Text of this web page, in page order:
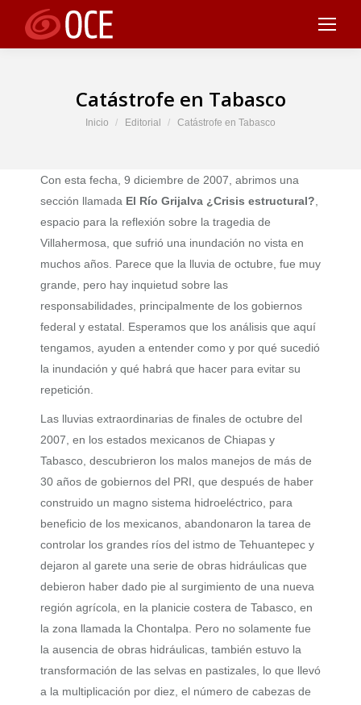
Catástrofe en Tabasco
Estás aquí:
Inicio Editorial Catástrofe en Tabasco
Con esta fecha, 9 diciembre de 2007, abrimos una
sección llamada El Río Grijalva ¿Crisis estructural?
espacio para la reflexión sobre la tragedia de
Villahermosa, que sufrió una inundación no vista en
muchos años. Parece que la lluvia de octubre, fue muy
grande, pero hay inquietud sobre las
responsabilidades, principalmente de los gobiernos
federal y estatal. Esperamos que los análisis que aquí
tengamos, ayuden a entender como y por qué sucedió
la inundación y qué habrá que hacer para evitar su
repetición.
Las lluvias extraordinarias de finales de octubre del
2007, en los estados mexicanos de Chiapas y
Tabasco, descubrieron los malos manejos de más de
30 años de gobiernos del PRI, que después de haber
construido un magno sistema hidroeléctrico, para
beneficio de los mexicanos, abandonaron la tarea de
controlar los grandes ríos del istmo de Tehuantepec y
dejaron al garete una serie de obras hidráulicas que
debieron haber dado pie al surgimiento de una nueva
región agrícola, en la planicie costera de Tabasco, en
la zona llamada la Chontalpa. Pero no solamente fue
la ausencia de obras hidráulicas, también estuvo la
transformación de las selvas en pastizales, lo que llevó
a la multiplicación por diez, el número de cabezas de